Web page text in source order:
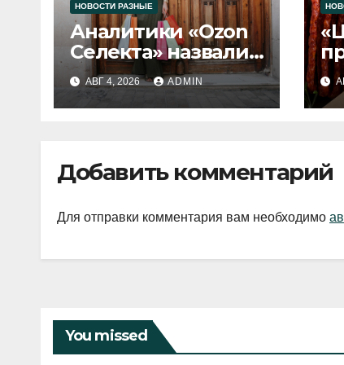
НОВОСТИ РАЗНЫЕ
Аналитики «Ozon
Селекта» назвали
fashion-тренды
2026 года
АВГ 4, 2026 ADMIN
Добавить комментарий
Для отправки комментария вам необходимо
You missed